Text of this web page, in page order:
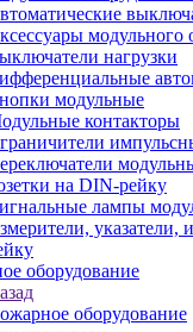
модульного
нагрузки
модульные
контакторы
на DIN-рейку
лампы
указатели,
оборудование
оборудование